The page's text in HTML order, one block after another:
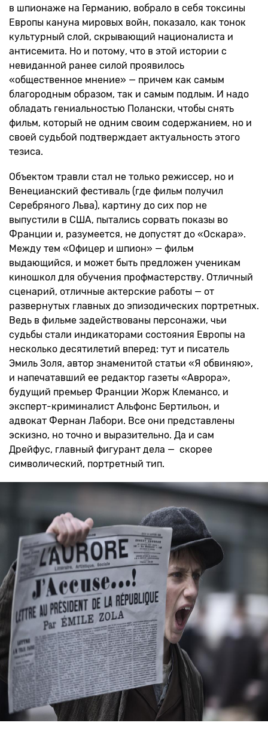
в шпионаже на Германию, вобрало в себя токсины
Европы кануна мировых войн, показало, как тонок
культурный слой, скрывающий националиста и
антисемита. Но и потому, что в этой истории с
невиданной ранее силой проявилось
«общественное мнение» — причем как самым
благородным образом, так и самым подлым. И надо
обладать гениальностью Полански, чтобы снять
фильм, который не одним своим содержанием, но и
своей судьбой подтверждает актуальность этого
тезиса.
Объектом травли стал не только режиссер, но и
Венецианский фестиваль (где фильм получил
Серебряного Льва), картину до сих пор не
выпустили в США, пытались сорвать показы во
Франции и, разумеется, не допустят до «Оскара».
Между тем «Офицер и шпион» — фильм
выдающийся, и может быть предложен ученикам
киношкол для обучения профмастерству. Отличный
сценарий, отличные актерские работы — от
развернутых главных до эпизодических портретных.
Ведь в фильме задействованы персонажи, чьи
судьбы стали индикаторами состояния Европы на
несколько десятилетий вперед: тут и писатель
Эмиль Золя, автор знаменитой статьи «Я обвиняю»,
и напечатавший ее редактор газеты «Аврора»,
будущий премьер Франции Жорж Клемансо, и
эксперт-криминалист Альфонс Бертильон, и
адвокат Фернан Лабори. Все они представлены
эскизно, но точно и выразительно. Да и сам
Дрейфус, главный фигурант дела — скорее
символический, портретный тип.